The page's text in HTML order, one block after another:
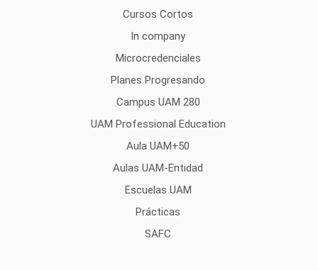
Cursos Cortos
In company
Microcredenciales
Planes Progresando
Campus UAM 280
UAM Professional Education
Aula UAM+50
Aulas UAM-Entidad
Escuelas UAM
Prácticas
SAFC